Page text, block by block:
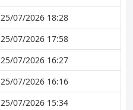
25/07/2026 18:28
25/07/2026 17:58
25/07/2026 16:27
25/07/2026 16:16
25/07/2026 15:34